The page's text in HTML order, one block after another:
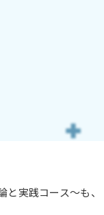
実践コース～も、